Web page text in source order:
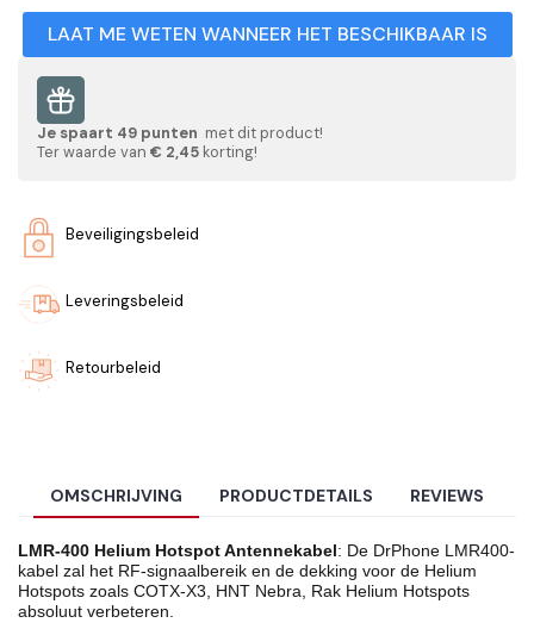
LAAT ME WETEN WANNEER HET BESCHIKBAAR IS
Je spaart 49 punten met dit product!
Ter waarde van € 2,45 korting!
Beveiligingsbeleid
Leveringsbeleid
Retourbeleid
OMSCHRIJVING PRODUCTDETAILS REVIEWS
LMR-400 Helium Hotspot Antennekabel: De DrPhone LMR400-
kabel zal het RF-signaalbereik en de dekking voor de Helium
Hotspots zoals COTX-X3, HNT Nebra, Rak Helium Hotspots
absoluut verbeteren.